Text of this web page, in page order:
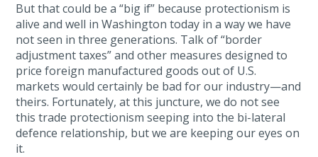
But that could be a “big if” because protectionism is
alive and well in Washington today in a way we have
not seen in three generations. Talk of “border
adjustment taxes” and other measures designed to
price foreign manufactured goods out of U.S.
markets would certainly be bad for our industry—and
theirs. Fortunately, at this juncture, we do not see
this trade protectionism seeping into the bi-lateral
defence relationship, but we are keeping our eyes on
it.